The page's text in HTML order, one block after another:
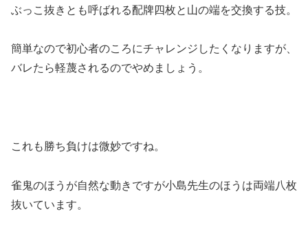
ぶっこ抜きとも呼ばれる配牌四枚と山の端を交換する技。
簡単なので初心者のころにチャレンジしたくなりますが、
バレたら軽蔑されるのでやめましょう。
これも勝ち負けは微妙ですね。
雀鬼のほうが自然な動きですが小島先生のほうは両端八枚
抜いています。